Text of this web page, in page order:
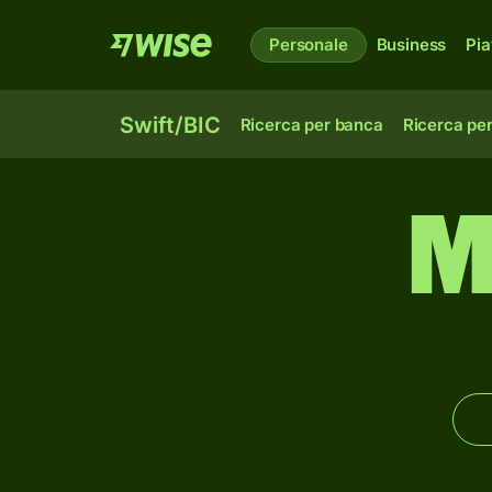
Personale Business
Swift/BIC Ricerca per banca Ricerca